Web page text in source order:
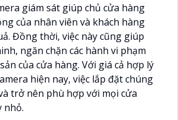
giám sát giúp chủ cửa hàng
của nhân viên và khách hàng
Đồng thời, việc này cũng giúp
ngăn chặn các hành vi phạm
của cửa hàng. Với giá cả hợp lý
hiện nay, việc lắp đặt chúng
trở nên phù hợp với mọi cửa
nhỏ.